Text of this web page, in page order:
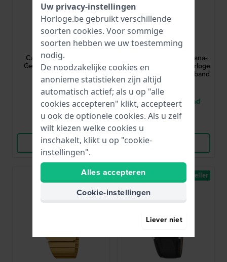
G-Shock
GA-2100-1A1ER
Carbon Core 45.4 mm
Geheel zwarte analoog-
digitale G-Shock
€ 99,90
● Op voorraad
Vergelijk
Bekijk Product
Casio
AQ-240E-4AEF
Vintage 36 mm Retro ana-
digi dual time kwartshorloge
met roestvrijstalen armband
€ 59,90
● Nog 1 op voorraad
Bekijk Product
Bestseller Bestseller
Uw privacy-instellingen
Horloge.be gebruikt verschillende
soorten cookies. Voor sommige
soorten hebben we uw toestemming
nodig.
De noodzakelijke cookies en
anonieme statistieken zijn altijd
automatisch actief; als u op "alle
cookies accepteren" klikt, accepteert
u ook de optionele cookies. Als u zelf
wilt kiezen welke cookies u
inschakelt, klikt u op "cookie-
instellingen".
Alles accepteren
Cookie-instellingen
Liever niet